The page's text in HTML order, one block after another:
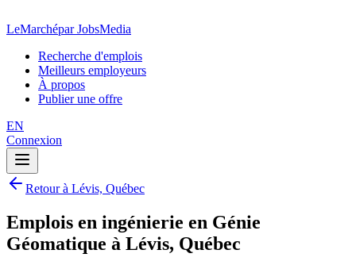
LeMarchépar JobsMedia
Recherche d'emplois
Meilleurs employeurs
À propos
Publier une offre
EN
Connexion
Retour à Lévis, Québec
Emplois en ingénierie en Génie
Géomatique à Lévis, Québec